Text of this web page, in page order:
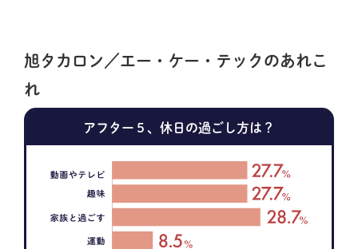
旭タカロン／エー・ケー・テックのあれこ
れ
アフター５、休日の過ごし方は？